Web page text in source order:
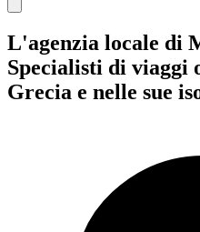
L'agenzia locale di
Specialisti di viaggi
Grecia e nelle sue